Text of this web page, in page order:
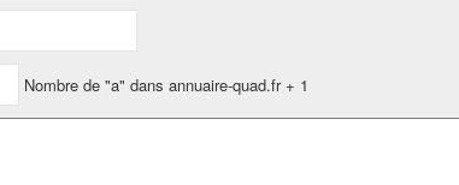
Nombre de "a" dans annuaire-quad.fr + 1